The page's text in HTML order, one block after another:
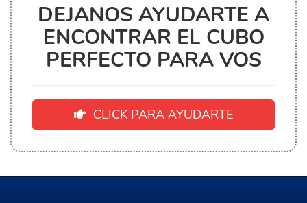
DEJANOS AYUDARTE A
ENCONTRAR EL CUBO
PERFECTO PARA VOS
CLICK PARA AYUDARTE